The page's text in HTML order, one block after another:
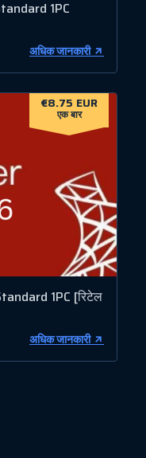
1PC
अधिक जानकारी
€8.75 EUR
एक बार
1PC [रिटेल
अधिक जानकारी